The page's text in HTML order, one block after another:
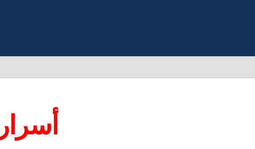
4 أسرار